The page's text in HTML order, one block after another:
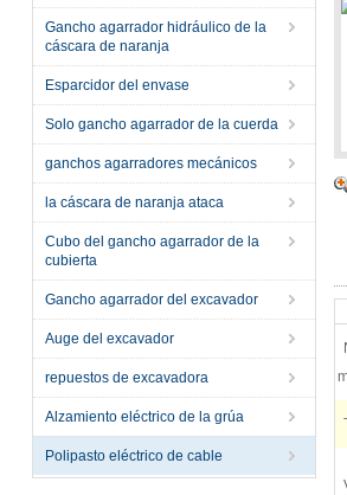
Gancho agarrador hidráulico de la
cáscara de naranja
Esparcidor del envase
Solo gancho agarrador de la cuerda
ganchos agarradores mecánicos
la cáscara de naranja ataca
Cubo del gancho agarrador de la
cubierta
Gancho agarrador del excavador
Auge del excavador
repuestos de excavadora
Alzamiento eléctrico de la grúa
Polipasto eléctrico de cable